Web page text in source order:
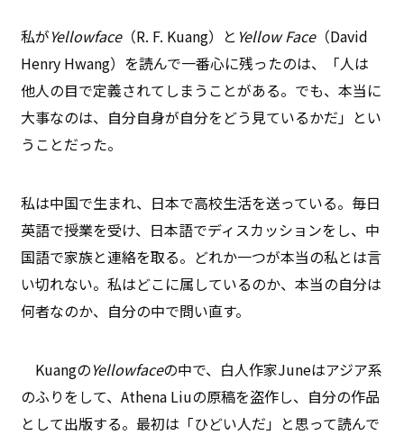
私がYellowface（R. F. Kuang）と Yellow Face（David
Henry Hwang）を読んで一番心に残ったのは、「人は
他人の目で定義されてしまうことがある。でも、本当に
大事なのは、自分自身が自分をどう見ているかだ」とい
うことだった。
私は中国で生まれ、日本で高校生活を送っている。毎日
英語で授業を受け、日本語でディスカッションをし、中
国語で家族と連絡を取る。どれか一つが本当の私とは言
い切れない。私はどこに属しているのか、本当の自分は
何者なのか、自分の中で問い直す。
KuangのYellowfaceの中で、白人作家Juneはアジア系
のふりをして、Athena Liuの原稿を盗作し、自分の作品
として出版する。最初は「ひどい人だ」と思って読んで